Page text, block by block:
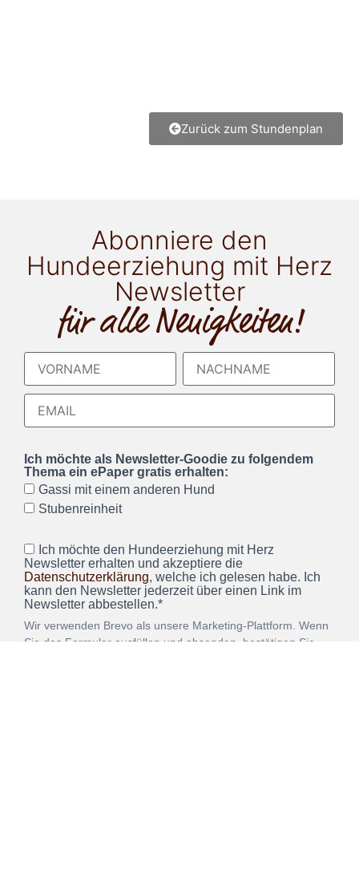
Zurück zum Stundenplan
Abonniere den
Hundeerziehung mit Herz
Newsletter
für alle Neuigkeiten!
Ich möchte als Newsletter-Goodie zu folgendem
Thema ein ePaper gratis erhalten:
Gassi mit einem anderen Hund
Stubenreinheit
Ich möchte den Hundeerziehung mit Herz
Newsletter erhalten und akzeptiere die
Datenschutzerklärung, welche ich gelesen habe. Ich
kann den Newsletter jederzeit über einen Link im
Newsletter abbestellen.*
Wir verwenden Brevo als unsere Marketing-Plattform. Wenn
Sie das Formular ausfüllen und absenden, bestätigen Sie,